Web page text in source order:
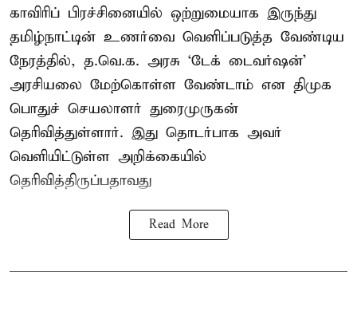
காவிரிப் பிரச்சினையில் ஒற்றுமையாக இருந்து
தமிழ்நாட்டின் உணர்வை வெளிப்படுத்த வேண்டிய
நேரத்தில், த.வெ.க. அரசு ‘டேக் டைவர்ஷன்’
அரசியலை மேற்கொள்ள வேண்டாம் என திமுக
பொதுச் செயலாளர் துரைமுருகன்
தெரிவித்துள்ளார். இது தொடர்பாக அவர்
வெளியிட்டுள்ள அறிக்கையில்
தெரிவித்திருப்பதாவது
Read More